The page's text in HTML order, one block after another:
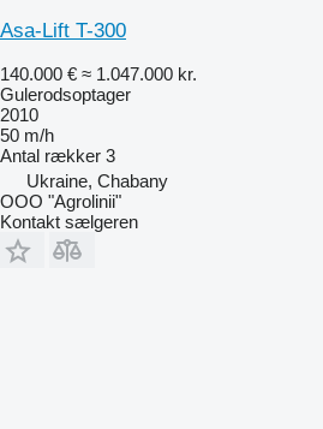
Asa-Lift T-300
140.000 € ≈ 1.047.000 kr.
Gulerodsoptager
2010
50 m/h
Antal rækker 3
Ukraine, Chabany
OOO "Agrolinii"
Kontakt sælgeren